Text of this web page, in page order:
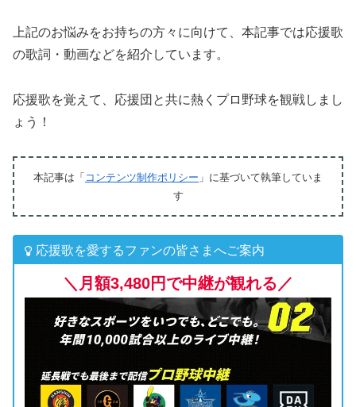
上記のお悩みをお持ちの方々に向けて、本記事では応援歌
の歌詞・動画などを紹介しています。
応援歌を覚えて、応援団と共に熱くプロ野球を観戦しまし
ょう！
本記事は「 コンテンツ制作ポリシー 」に基づいて執筆していま
す
応援歌を愛するファンの皆さまへご案内
＼月額3,480円で中継が観れる／